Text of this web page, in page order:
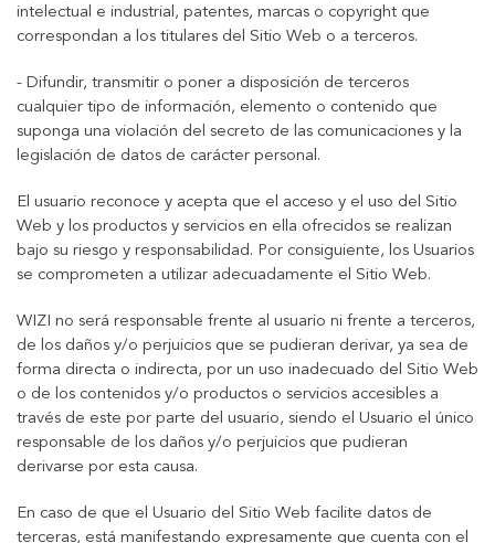
intelectual e industrial, patentes, marcas o copyright que
correspondan a los titulares del Sitio Web o a terceros.
- Difundir, transmitir o poner a disposición de terceros
cualquier tipo de información, elemento o contenido que
suponga una violación del secreto de las comunicaciones y la
legislación de datos de carácter personal.
El usuario reconoce y acepta que el acceso y el uso del Sitio
Web y los productos y servicios en ella ofrecidos se realizan
bajo su riesgo y responsabilidad. Por consiguiente, los Usuarios
se comprometen a utilizar adecuadamente el Sitio Web.
WIZI no será responsable frente al usuario ni frente a terceros,
de los daños y/o perjuicios que se pudieran derivar, ya sea de
forma directa o indirecta, por un uso inadecuado del Sitio Web
o de los contenidos y/o productos o servicios accesibles a
través de este por parte del usuario, siendo el Usuario el único
responsable de los daños y/o perjuicios que pudieran
derivarse por esta causa.
En caso de que el Usuario del Sitio Web facilite datos de
terceras, está manifestando expresamente que cuenta con el